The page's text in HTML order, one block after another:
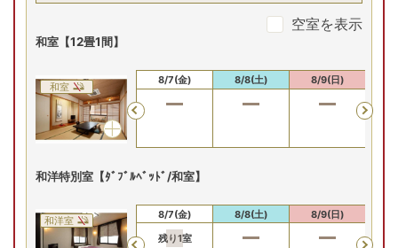
申込番号 2518-W1011
31,190円～
Previous
8/7(金)
残り1室
34,400円
予約
8/8(土) 8/9(日) 8/10(月)
プランの詳細を見る
空室を表示
和室【12畳1間】
和室
Previous
8/6(木) 8/7(金) 8/8(土) 8/9(日)
和洋特別室【ﾀﾞﾌﾞﾙﾍﾞｯﾄﾞ/和室】
和洋室
8/6(木)
8/7(金)
残り1室
8/8(土) 8/9(日)